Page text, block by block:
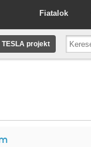
Fiatalok
TESLA projekt